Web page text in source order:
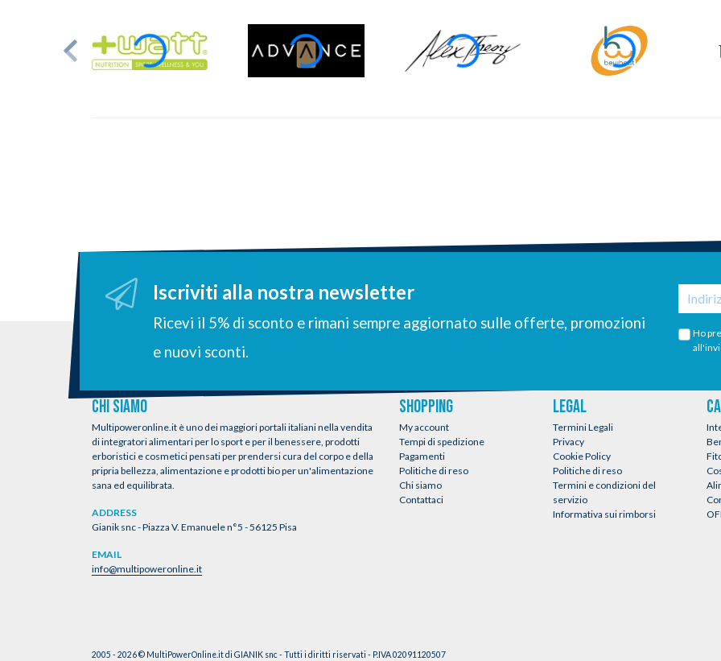
Iscriviti alla nostra newsletter
Ricevi il 5% di sconto e rimani sempre aggiornato sulle offerte, promozioni
e nuovi sconti.
Ho
CHI SIAMO
Multipoweronline.it è uno dei maggiori portali italiani nella vendita
di integratori alimentari per lo sport e per il benessere, prodotti
erboristici e cosmetici pensati per prendersi cura del corpo e della
pripria bellezza, alimentazione e prodotti bio per un'alimentazione
sana ed equilibrata.
ADDRESS
Gianik snc - Piazza V. Emanuele n°5 - 56125 Pisa
EMAIL
info@multipoweronline.it
SHOPPING
My account
Tempi di spedizione
Pagamenti
Politiche di reso
Chi siamo
Contattaci
LEGAL
Termini Legali
Privacy
Cookie Policy
Politiche di reso
Termini e condizioni del
servizio
Informativa sui rimborsi
2005 - 2026 © MultiPowerOnline.it di GIANIK snc - Tutti i diritti riservati - P.IVA 02091120507